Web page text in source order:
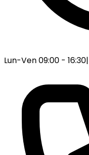
Lun-Ven 09:00 - 16:30|